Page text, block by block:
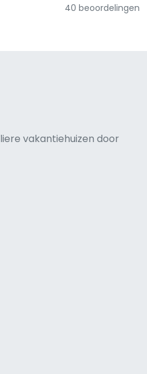
40 beoordelingen
vakantiehuizen door